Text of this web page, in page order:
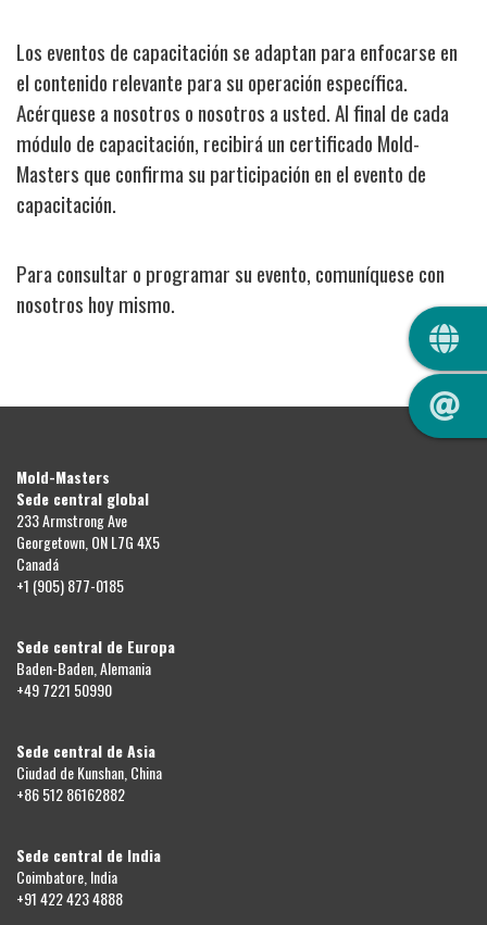
Los eventos de capacitación se adaptan para enfocarse en
el contenido relevante para su operación específica.
Acérquese a nosotros o nosotros a usted. Al final de cada
módulo de capacitación, recibirá un certificado Mold-
Masters que confirma su participación en el evento de
capacitación.
Para consultar o programar su evento, comuníquese con
nosotros hoy mismo.
Mold-Masters
Sede central global
233 Armstrong Ave
Georgetown, ON L7G 4X5
Canadá
+1 (905) 877-0185
Sede central de Europa
Baden-Baden, Alemania
+49 7221 50990
Sede central de Asia
Ciudad de Kunshan, China
+86 512 86162882
Sede central de India
Coimbatore, India
+91 422 423 4888